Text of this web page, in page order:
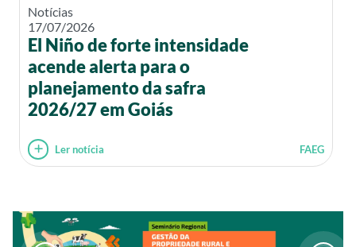
Notícias
17/07/2026
El Niño de forte intensidade
acende alerta para o
planejamento da safra
2026/27 em Goiás
Ler notícia FAEG